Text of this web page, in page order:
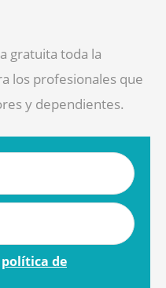
gratuita toda la
los profesionales que
y dependientes.
política de